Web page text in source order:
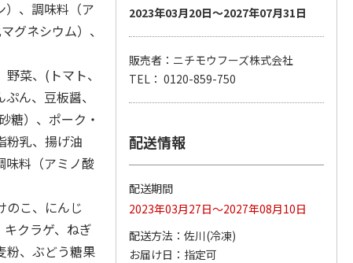
とく
＜お中元＞宇都宮餃
3,550円
(送料・税込)
【冷凍】もちもち皮
４袋
(送料・税込)
角煮ゴロゴロ豚ま
）、調味料（ア
グネシウム）、
菜、(トマト、
ん、豆板醤、
糖）、ポーク・
粉乳、揚げ油
味料（アミノ酸
のこ、にんじ
クラゲ、ねぎ
粉、ぶどう糖果
2023年03月20日～2027年07月31日
販売者：ニチモウフーズ株式会社
TEL： 0120-859-750
配送情報
配送期間
2023年03月27日～2027年08月10日
配送方法
佐川(冷凍)
お届け日
指定可